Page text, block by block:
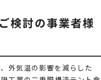
検討の事業者様
外気温の影響を減らした